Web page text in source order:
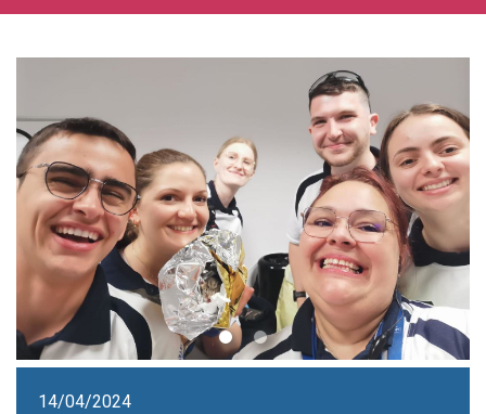
14/04/2024